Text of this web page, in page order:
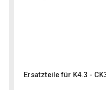
Ersatzteile für K4.3 -